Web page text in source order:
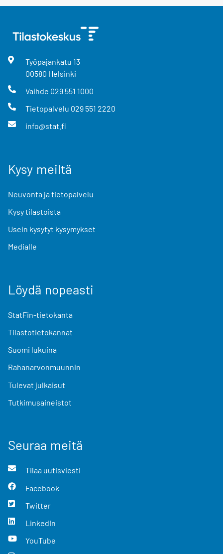
Työpajankatu 13
00580 Helsinki
Vaihde 029 551 1000
Tietopalvelu 029 551 2220
info@stat.fi
Kysy meiltä
Neuvonta ja tietopalvelu
Kysy tilastoista
Usein kysytyt kysymykset
Medialle
Löydä nopeasti
StatFin-tietokanta
Tilastotietokannat
Suomi lukuina
Rahanarvonmuunnin
Tulevat julkaisut
Tutkimusaineistot
Seuraa meitä
Tilaa uutisviesti
Facebook
Twitter
LinkedIn
YouTube